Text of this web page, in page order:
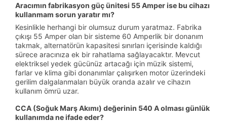
Aracımın fabrikasyon güç ünitesi 55 Amper ise bu cihazı
kullanmam sorun yaratır mı?
Kesinlikle herhangi bir olumsuz durum yaratmaz. Fabrika
çıkışı 55 Amper olan bir sisteme 60 Amperlik bir donanım
takmak, alternatörün kapasitesi sınırları içerisinde kaldığı
sürece aracınıza ek bir rahatlama sağlayacaktır. Mevcut
elektriksel yedek gücünüz artacağı için müzik sistemi,
farlar ve klima gibi donanımlar çalışırken motor üzerindeki
gerilim dalgalanmaları büyük oranda azalır ve cihazın
kullanım ömrü uzar.
CCA (Soğuk Marş Akımı) değerinin 540 A olması günlük
kullanımda ne ifade eder?